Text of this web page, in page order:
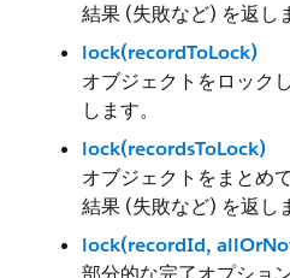
結果 (失敗など) を返し
lock(recordToLock)
オブジェクトをロック
します。
lock(recordsToLock)
オブジェクトをまとめ
結果 (失敗など) を返し
lock(recordId,